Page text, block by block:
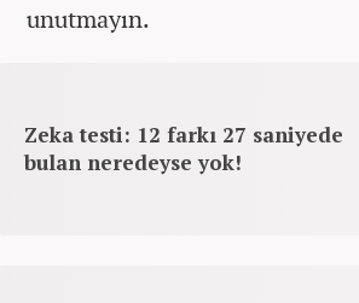
unutmayın.
Zeka testi: 12 farkı 27 saniyede
bulan neredeyse yok!